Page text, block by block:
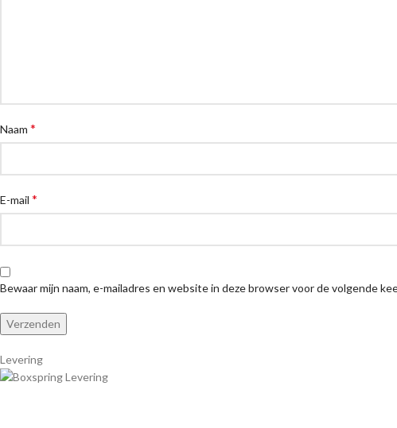
Naam *
E-mail *
Bewaar mijn naam, e-mailadres en website in deze browser voor de volgende
Levering